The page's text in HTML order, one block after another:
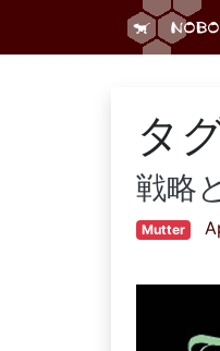
タ
戦略
Mutter